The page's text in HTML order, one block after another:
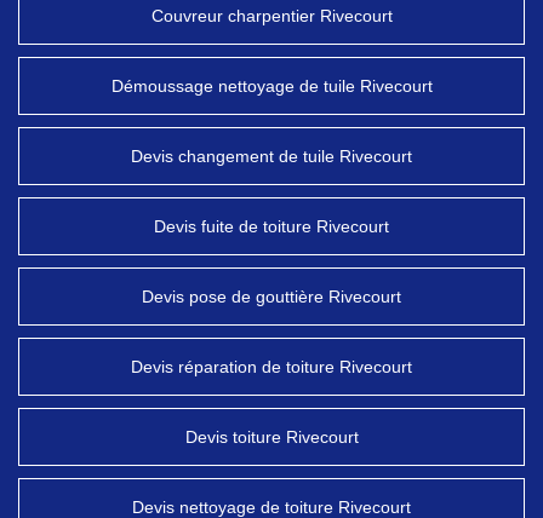
Couvreur charpentier Rivecourt
Démoussage nettoyage de tuile Rivecourt
Devis changement de tuile Rivecourt
Devis fuite de toiture Rivecourt
Devis pose de gouttière Rivecourt
Devis réparation de toiture Rivecourt
Devis toiture Rivecourt
Devis nettoyage de toiture Rivecourt